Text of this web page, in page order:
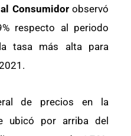
Consumidor observó
respecto al periodo
tasa más alta para
de precios en la
ubicó por arriba del